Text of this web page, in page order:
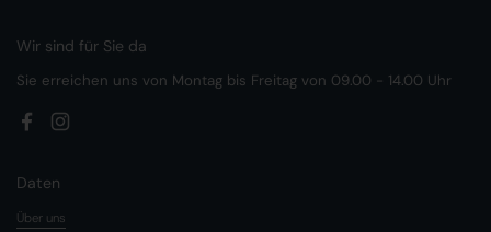
Wir sind für Sie da
Sie erreichen uns von Montag bis Freitag von 09.00 - 14.00 Uhr
FacebookInstagram
Daten
Über uns